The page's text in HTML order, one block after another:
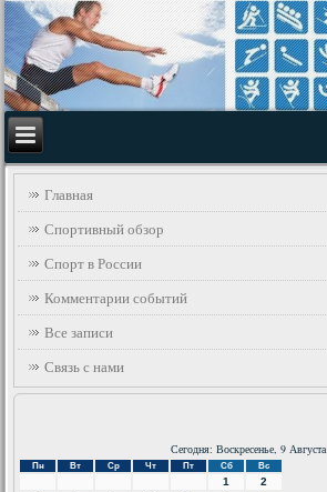
Главная
Спортивный обзор
Спорт в России
Комментарии событий
Все записи
Связь с нами
Сегодня: Воскресенье, 9 Августа
Пн Вт Ср Чт Пт Сб Вс
1
2